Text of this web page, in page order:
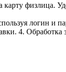
карту физлица.
логин и
4. Обработка